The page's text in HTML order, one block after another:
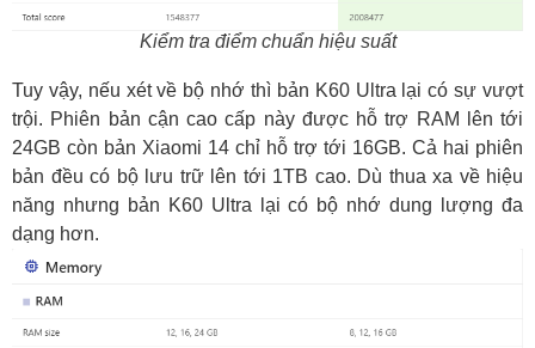
Kiểm tra điểm chuẩn hiệu suất
Tuy vậy, nếu xét về bộ nhớ thì bản K60 Ultra lại có sự vượt
trội. Phiên bản cận cao cấp này được hỗ trợ RAM lên tới
24GB còn bản Xiaomi 14 chỉ hỗ trợ tới 16GB. Cả hai phiên
bản đều có bộ lưu trữ lên tới 1TB cao. Dù thua xa về hiệu
năng nhưng bản K60 Ultra lại có bộ nhớ dung lượng đa
dạng hơn.